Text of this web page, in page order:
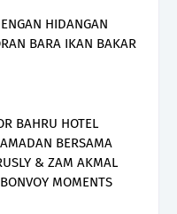
HIDANGAN
BARA IKAN BAKAR
BAHRU HOTEL
BERSAMA
& ZAM AKMAL
MOMENTS